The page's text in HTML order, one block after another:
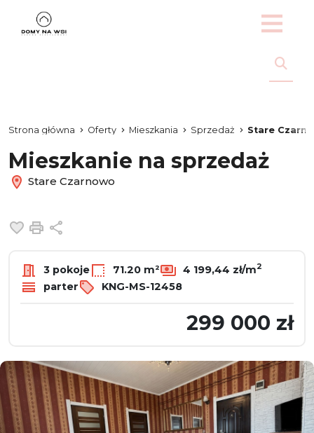
Strona główna Oferty Mieszkania Sprzedaż Stare
Mieszkanie na sprzedaż
Stare Czarnowo
Dodaj do ulubionych
Drukuj
3 pokoje 71.20 m² 4 199,44 zł/m2
parter KNG-MS-12458
299 000 zł